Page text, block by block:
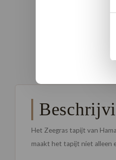
Het Zeegras tapijt van
maakt het tapijt niet alleen